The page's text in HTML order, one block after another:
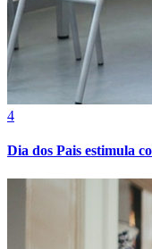
4
Dia dos Pais estimula